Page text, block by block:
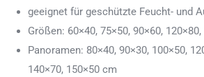
geeignet für geschützte Feucht- und
Größen: 60×40, 75×50, 90×60,
Panoramen: 80×40, 90×30, 100×50,
140×70, 150×50 cm